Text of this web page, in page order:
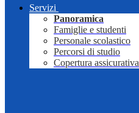
Servizi
Panoramica
Famiglie e studenti
Personale scolastico
Percorsi di studio
Copertura assicurativa